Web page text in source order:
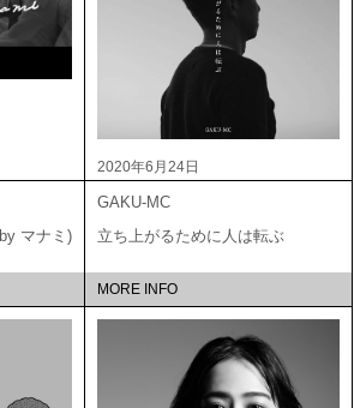
マナミ)
2020年6月24日
GAKU-MC
立ち上がるために人は転ぶ
MORE INFO